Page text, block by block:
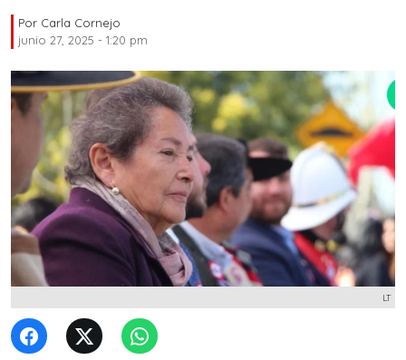
Por Carla Cornejo
junio 27, 2025 - 1:20 pm
LT